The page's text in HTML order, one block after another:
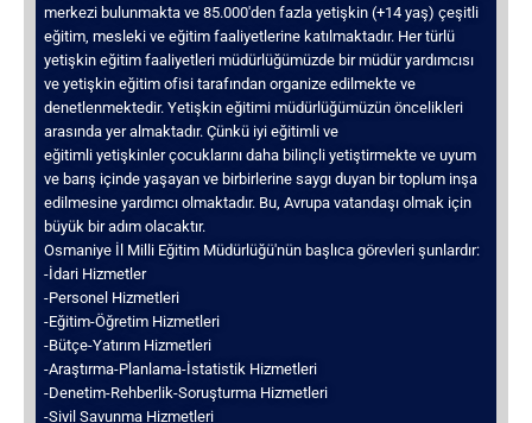
merkezi bulunmakta ve 85.000'den fazla yetişkin (+14 yaş) çeşitli
eğitim, mesleki ve eğitim faaliyetlerine katılmaktadır. Her türlü
yetişkin eğitim faaliyetleri müdürlüğümüzde bir müdür yardımcısı
ve yetişkin eğitim ofisi tarafından organize edilmekte ve
denetlenmektedir. Yetişkin eğitimi müdürlüğümüzün öncelikleri
arasında yer almaktadır. Çünkü iyi eğitimli ve
eğitimli yetişkinler çocuklarını daha bilinçli yetiştirmekte ve uyum
ve barış içinde yaşayan ve birbirlerine saygı duyan bir toplum inşa
edilmesine yardımcı olmaktadır. Bu, Avrupa vatandaşı olmak için
büyük bir adım olacaktır.
Osmaniye İl Milli Eğitim Müdürlüğü'nün başlıca görevleri şunlardır:
-İdari Hizmetler
-Personel Hizmetleri
-Eğitim-Öğretim Hizmetleri
-Bütçe-Yatırım Hizmetleri
-Araştırma-Planlama-İstatistik Hizmetleri
-Denetim-Rehberlik-Soruşturma Hizmetleri
-Sivil Savunma Hizmetleri